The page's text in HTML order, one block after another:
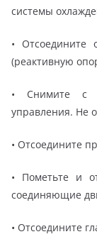
системы
• Отсоедините
(реактивную
• Снимите с
управления. Не
• Отсоедините
• Пометьте и
соединяющие
• Отсоедините